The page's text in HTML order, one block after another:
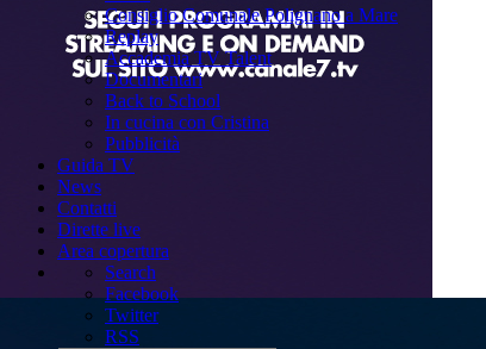
Consiglio Comunale Polignano a Mare
Replay
Accademia TV Talent
Documentari
Back to School
In cucina con Cristina
Pubblicità
Guida TV
News
Contatti
Dirette live
Area copertura
Search
Facebook
Twitter
RSS